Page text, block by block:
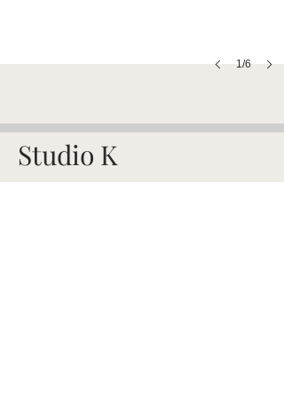
1/6
Studio K